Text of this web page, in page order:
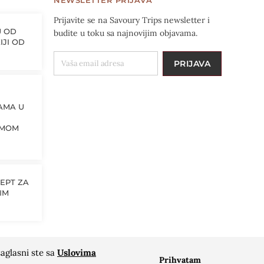
OD
OD
U
ZA
Prijavite se na Savoury Trips newsletter i
budite u toku sa najnovijim objavama.
VAŠA EMAIL ADRESA
PRIJAVA
ste sa Uslovima
Prihvatam